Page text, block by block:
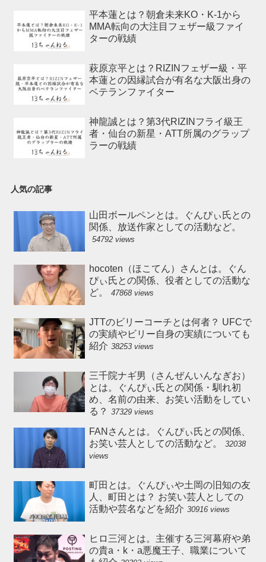
平本蓮とは？朝倉未来KO・K-1から
MMA転向の大注目フェザー級ファイ
ターの戦績
萩原京平とは？RIZINフェザー級・平
本蓮との因縁試合が有名な大阪出身の
ベテランファイター
神龍誠とは？第3代RIZINフライ級王
者・仙台の新星・ATT所属のグラップ
ラーの戦績
人気の記事
山田ボールペンとは。ぐんぴぃ氏との
関係、放送作家としての活動など。
54792 views
hocoten（ほこてん）さんとは。ぐん
ぴぃ氏との関係、役者としての活動な
ど。
47868 views
JTTのビリーコーチとは何者？ UFCで
の実績やビリー自身の実績についても
紹介 38253 views
三千院ナギ男（さんぜんいんなぎお）
とは。ぐんぴぃ氏との関係・馴れ初
め、名前の由来、お笑い活動をしてい
る？ 37329 views
FANさんとは。ぐんぴぃ氏との関係、
お笑い芸人としての活動など。
32038
views
町田とは。ぐんぴぃや土岡の旧知の友
人、町田とは？ お笑い芸人としての
活動や芸名などを紹介 30916 views
ヒロ三河とは。主催する三河幕府や弟
の貴a・k・a悪魔王子、職業について